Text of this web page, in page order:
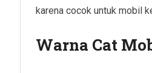
karena cocok untuk mobil
Warna Cat